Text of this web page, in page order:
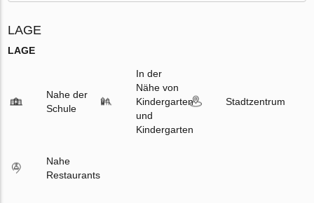
LAGE
LAGE
Nahe der
Schule
In der
Nähe von
Kindergarten
und
Kindergarten
Stadtzentrum
Nahe
Restaurants